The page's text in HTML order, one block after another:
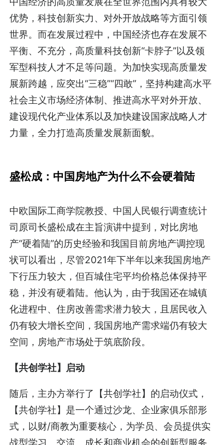
优势，科技创新实力、对外开放战略等方面引领
世界。而在发展过程中，中国经济也存在发展不
平衡、不充分，高质量科技创新“卡脖子”以及领
军型科技人才不足等问题。为加快实现高质量发
展新跨越，应突出“三稳”“四敢”，坚持构建高水平
社会主义市场经济体制、推进高水平对外开放、
建设现代化产业体系以及加快建设国家战略人才
力量，全力打造高质量发展新面貌。
盛松成： 中国房地产为什么不会硬着陆
中欧国际工商学院教授、中国人民银行调查统计
司原司长盛松成在主旨演讲中提到，对比房地
产“硬着陆”的历史经验和我国目前房地产调控现
状可以看出，尽管2021年下半年以来我国房地产
下行压力较大，但百城住宅平均价格总体保持平
稳，并没有硬着陆。他认为，由于我国还在城镇
化进程中、住房改善需求潜力较大，且居民收入
仍有较大增长空间，我国房地产需求端仍有较大
空间，房地产市场处于筑底阶段。
【共创学社】启动
随后，主办方举行了【共创学社】的启动仪式，
【共创学社】是一个通过沙龙、企业家俱乐部形
式，以财/商教为重要核心，为学员、会员提供实
战型学习、交流、成长和商业机会的创新型服务